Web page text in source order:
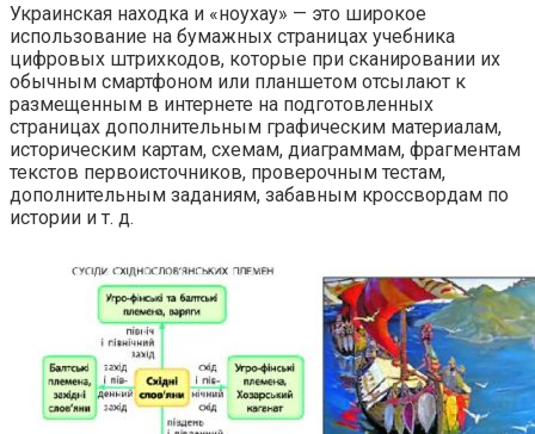
Украинская находка и «ноухау» — это широкое
использование на бумажных страницах учебника
цифровых штрихкодов, которые при сканировании их
обычным смартфоном или планшетом отсылают к
размещенным в интернете на подготовленных
страницах дополнительным графическим материалам,
историческим картам, схемам, диаграммам, фрагментам
текстов первоисточников, проверочным тестам,
дополнительным заданиям, забавным кроссвордам по
истории и т. д.